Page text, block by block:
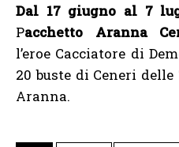
Dal 17 giugno al 7
Pacchetto Aranna
l’eroe Cacciatore di
20 buste di Ceneri
Aranna.